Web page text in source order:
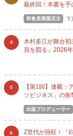
最終回！本書を手
和食居酒屋店主 下
4
木村多江が舞台初
頁を図る』2026
5
【第1回】連載：
ソビジネス」の衝
出版プロデューサー
6
Z世代が熱狂！「